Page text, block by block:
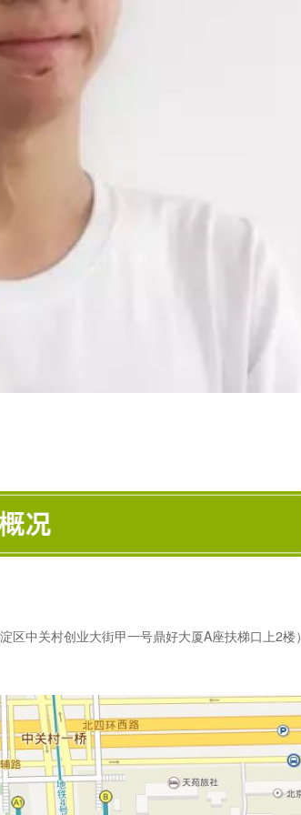
中关村创业大街甲一号鼎好大厦A座扶梯口上2楼）